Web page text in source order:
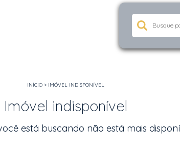
INÍCIO> IMÓVEL INDISPONÍVEL
Imóvel indisponível
está buscando não está mais